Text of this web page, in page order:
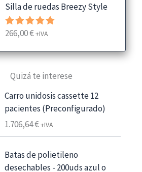
g
o
e
r
c
i
o
s
:
d
Silla de ruedas Breezy Style
Valorado
de 5
266,00€+IVA
Quizá te interese
Carro unidosis cassette 12
pacientes (Preconfigurado)
1.706,64€+IVA
Batas de polietileno
desechables - 200uds azul o